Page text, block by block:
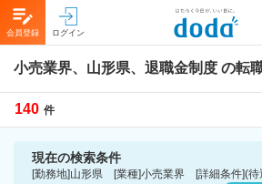
会員登録 ログイン
小売業界、山形県、退職金制度 の転
140 件
現在の検索条件